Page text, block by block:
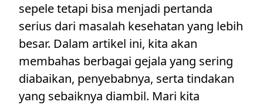
sepele tetapi bisa menjadi pertanda
serius dari masalah kesehatan yang lebih
besar. Dalam artikel ini, kita akan
membahas berbagai gejala yang sering
diabaikan, penyebabnya, serta tindakan
yang sebaiknya diambil. Mari kita